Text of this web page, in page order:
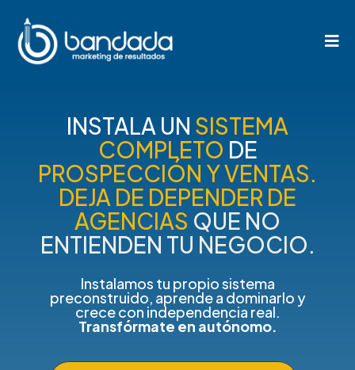
INSTALA UN SISTEMA
COMPLETO DE
PROSPECCIÓN Y VENTAS.
DEJA DE DEPENDER DE
AGENCIAS QUE NO
ENTIENDEN TU NEGOCIO.
Instalamos tu propio sistema
preconstruido, aprende a dominarlo y
crece con independencia real.
Transfórmate en autónomo.